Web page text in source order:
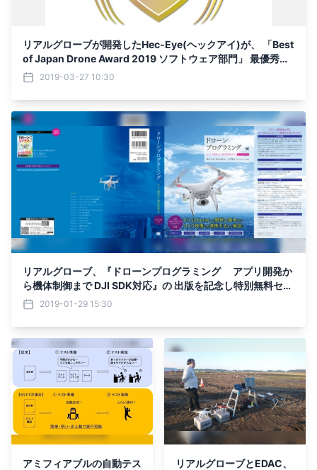
リアルグローブが開発したHec-Eye(ヘックアイ)が、 「Best
of Japan Drone Award 2019 ソフトウェア部門」 最優秀賞
を受賞しました！
2019-03-27 10:30
リアルグローブ、『ドローンプログラミング アプリ開発か
ら機体制御まで DJI SDK対応』の 出版を記念し特別無料セミ
ナーを開催！
2019-01-29 15:30
アミフィアブルの自動テス
リアルグローブとEDAC、